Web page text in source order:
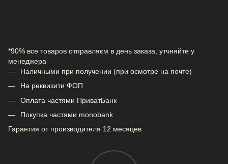
*90% все товаров отправляєм в день заказа, утчняйте у
менеджера
Наличными при получении (при осмотре на почте)
На реквизити ФОП
Оплата частями ПриватБанк
Покупка частями monobank
Гарантия от производителя 12 месяцев